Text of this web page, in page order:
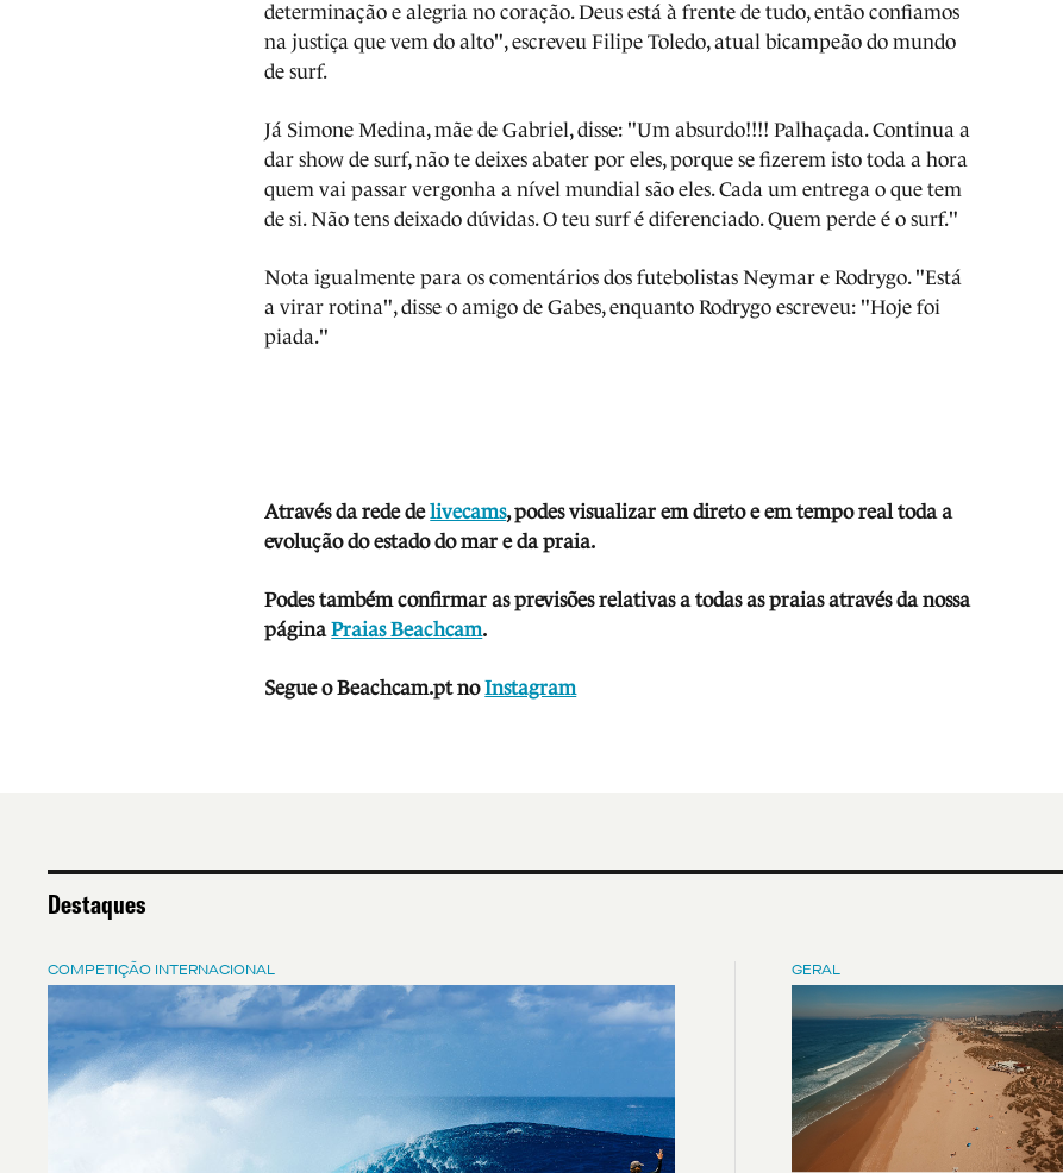
determinação e alegria no coração. Deus está à frente de tudo, então confiamos
na justiça que vem do alto", escreveu Filipe Toledo, atual bicampeão do mundo
de surf.
Já Simone Medina, mãe de Gabriel, disse: "Um absurdo!!!! Palhaçada. Continua a
dar show de surf, não te deixes abater por eles, porque se fizerem isto toda a hora
quem vai passar vergonha a nível mundial são eles. Cada um entrega o que tem
de si. Não tens deixado dúvidas. O teu surf é diferenciado. Quem perde é o surf."
Nota igualmente para os comentários dos futebolistas Neymar e Rodrygo. "Está
a virar rotina", disse o amigo de Gabes, enquanto Rodrygo escreveu: "Hoje foi
piada."
Através da rede delivecams, podes visualizar em direto e em tempo real toda a
evolução do estado do mar e da praia.
Podes também confirmar as previsões relativas a todas as praias através da nossa
páginaPraias Beachcam.
Segue o Beachcam.pt noInstagram
Destaques
COMPETIÇÃO INTERNACIONAL GERAL